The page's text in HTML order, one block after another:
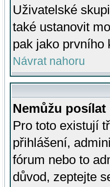
Uživatelské
také ustanovit
pak jako prvního
Návrat nahoru
Nemůžu
Pro toto existují
přihlášení,
fórum nebo to
důvod, zeptejte